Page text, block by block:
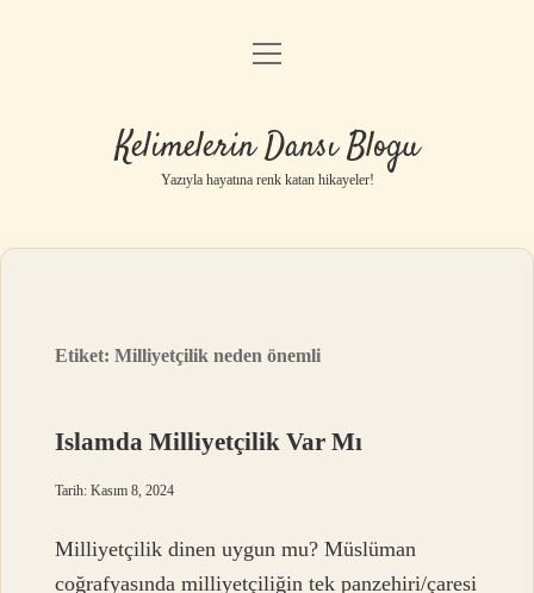
Anasayfa
Yasal Uyarı
menüyü
Kelimelerin Dansı Blogu
Yazıyla hayatına renk katan hikayeler!
Etiket:Milliyetçilik neden önemli
Islamda Milliyetçilik Var Mı
Tarih: Kasım 8, 2024
Milliyetçilik dinen uygun mu? Müslüman
coğrafyasında milliyetçiliğin tek panzehiri/çaresi